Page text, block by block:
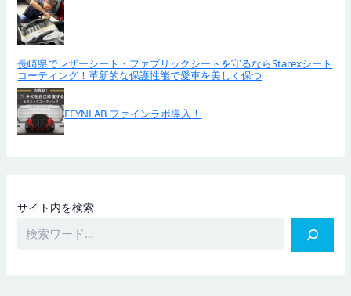
長崎県でレザーシート・ファブリックシートを守るならStarexシート
コーティング！革新的な保護性能で愛車を美しく保つ
FEYNLAB ファインラボ導入！
サイト内を検索